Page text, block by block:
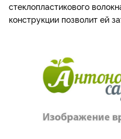
стеклопластикового
конструкции позволит ей